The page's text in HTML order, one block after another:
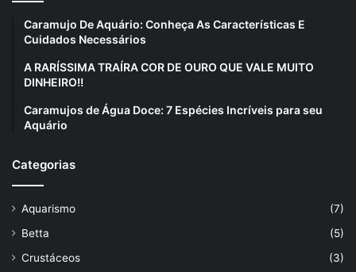
Caramujo De Aquário: Conheça As Características E
Cuidados Necessários
A RARÍSSIMA TRAÍRA COR DE OURO QUE VALE MUITO
DINHEIRO!!
Caramujos de Água Doce: 7 Espécies Incríveis para seu
Aquário
Categorias
Aquarismo
(7)
Betta
(5)
Crustáceos
(3)